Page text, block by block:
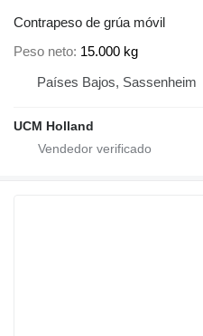
Contrapeso de grúa móvil
Peso neto 15.000 kg
Países Bajos, Sassenheim
UCM Holland